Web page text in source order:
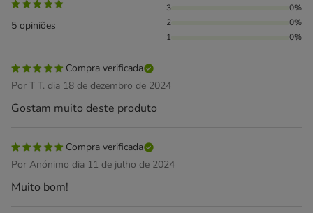
5 opiniões
3
0%
2
0%
1
0%
Compra verificada
Por T T. dia 18 de dezembro de 2024
Gostam muito deste produto
Compra verificada
Por Anónimo dia 11 de julho de 2024
Muito bom!